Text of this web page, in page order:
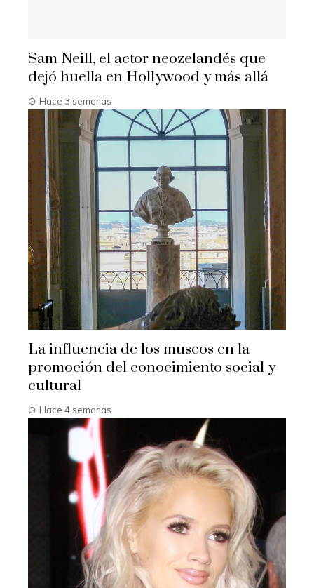
Sam Neill, el actor neozelandés que
dejó huella en Hollywood y más allá
Hace 3 semanas
La influencia de los museos en la
promoción del conocimiento social y
cultural
Hace 4 semanas